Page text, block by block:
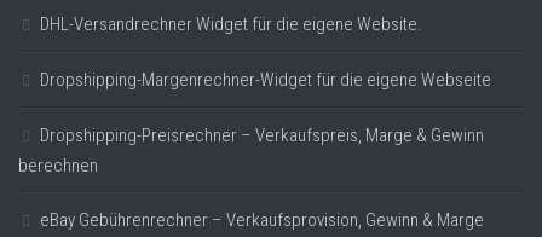
DHL-Versandrechner Widget für die eigene Website.
Dropshipping-Margenrechner-Widget für die eigene Webseite
Dropshipping-Preisrechner – Verkaufspreis, Marge & Gewinn
berechnen
eBay Gebührenrechner – Verkaufsprovision, Gewinn & Marge